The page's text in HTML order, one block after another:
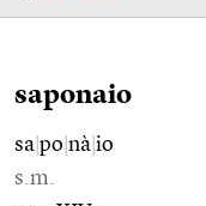
saponaio
sa po nà io
s.m.